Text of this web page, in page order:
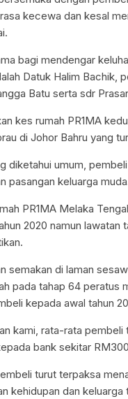
kecewa dan kesal
bagi mendengar
Datuk Halim Bachik,
Batu serta sdr
kes rumah PR1MA
di Johor Bahru yang
diketahui umum,
pasangan keluarga
PR1MA Melaka
2020 namun
semakan di laman
pada tahap 64 peratus
kepada awal tahun
kami, rata-rata
bank sekitar
turut terpaksa
kehidupan dan keluarga